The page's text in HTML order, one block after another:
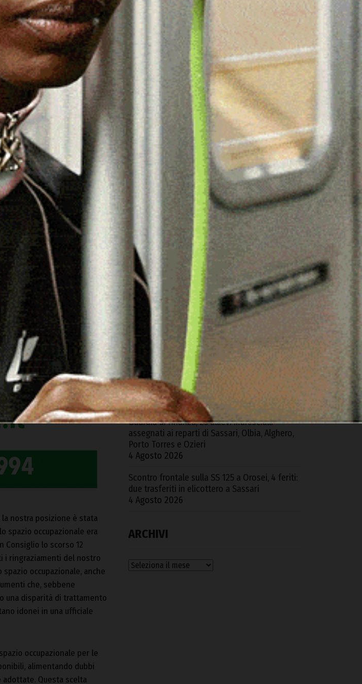
sulla questione delle
– evidenzianoAngelo
Marras– che
del settore e non solo.
lavorativa –
fantasiose e fuori dalla
di soluzioni
nostra posizione è stata
spazio occupazionale era
Consiglio lo scorso 12
i ringraziamenti del nostro
occupazionale, anche
che, sebbene
una disparità di trattamento
idonei in una ufficiale
occupazionale per le
alimentando dubbi
Questa scelta
ARTICOLI RECENTI
Berchidda, van sfonda una ringhiera e precipita
nella via sottostante
4 Agosto 2026
Crolla un muro a Bono, muore un 41enne
4
Agosto 2026
Atto intimidatorio contro i ricercatori dell’ET a
Lula, la condanna dell’Unione dei Comuni del
Montalbo
4 Agosto 2026
Guardia di Finanza, 25 allievi marescialli
assegnati ai reparti di Sassari, Olbia, Alghero,
Porto Torres e Ozieri
4 Agosto 2026
Scontro frontale sulla SS 125 a Orosei, 4 feriti:
due trasferiti in elicottero a Sassari
4 Agosto 2026
ARCHIVI
Archivi